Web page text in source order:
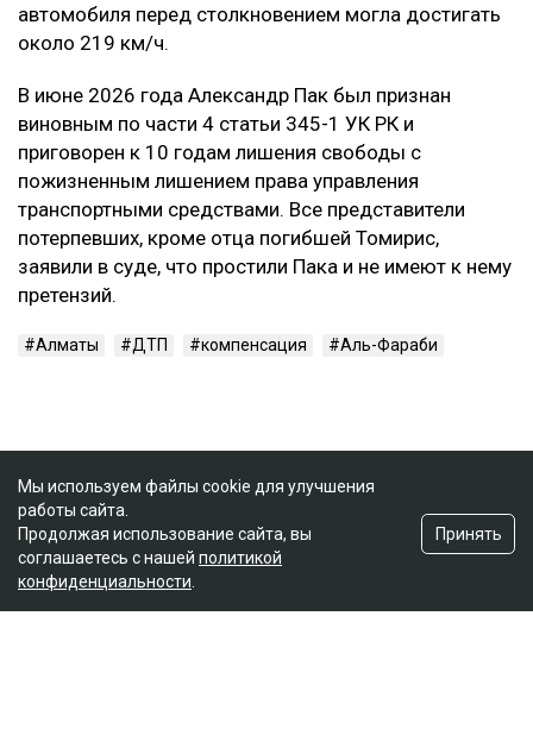
автомобиля перед столкновением могла достигать
около 219 км/ч.
В июне 2026 года Александр Пак был признан
виновным по части 4 статьи 345-1 УК РК и
приговорен к 10 годам лишения свободы с
пожизненным лишением права управления
транспортными средствами. Все представители
потерпевших, кроме отца погибшей Томирис,
заявили в суде, что простили Пака и не имеют к нему
претензий.
Алматы ДТП компенсация Аль-Фараби
Мы используем файлы cookie для улучшения
работы сайта.
Продолжая использование сайта, вы
соглашаетесь с нашей политикой
конфиденциальности
Принять